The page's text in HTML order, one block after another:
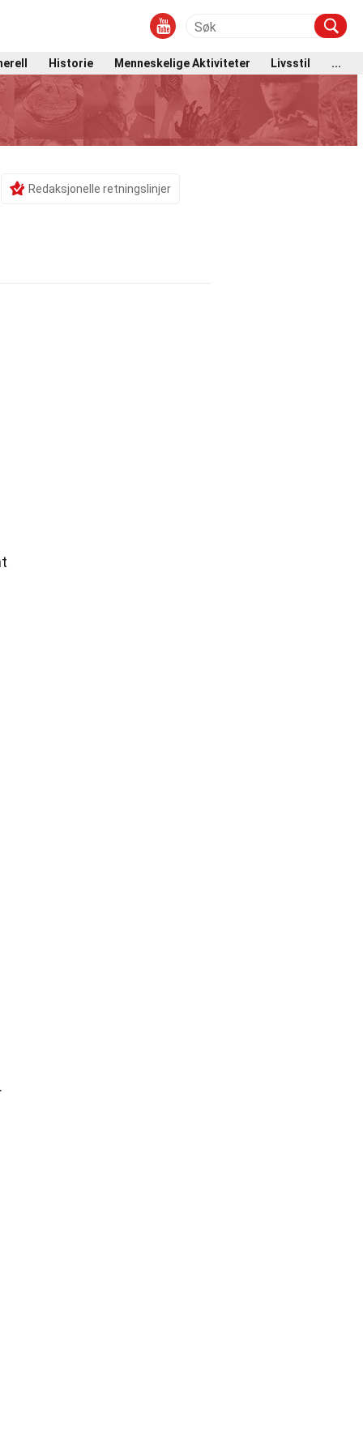
Historie Menneskelige Aktiviteter Livsstil ...
Redaksjonelle retningslinjer